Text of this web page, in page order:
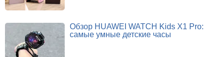
Обзор HUAWEI WATCH Kids X1 Pro:
самые умные детские часы